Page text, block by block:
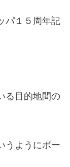
パ１５周年記
る目的地間の
うようにボー